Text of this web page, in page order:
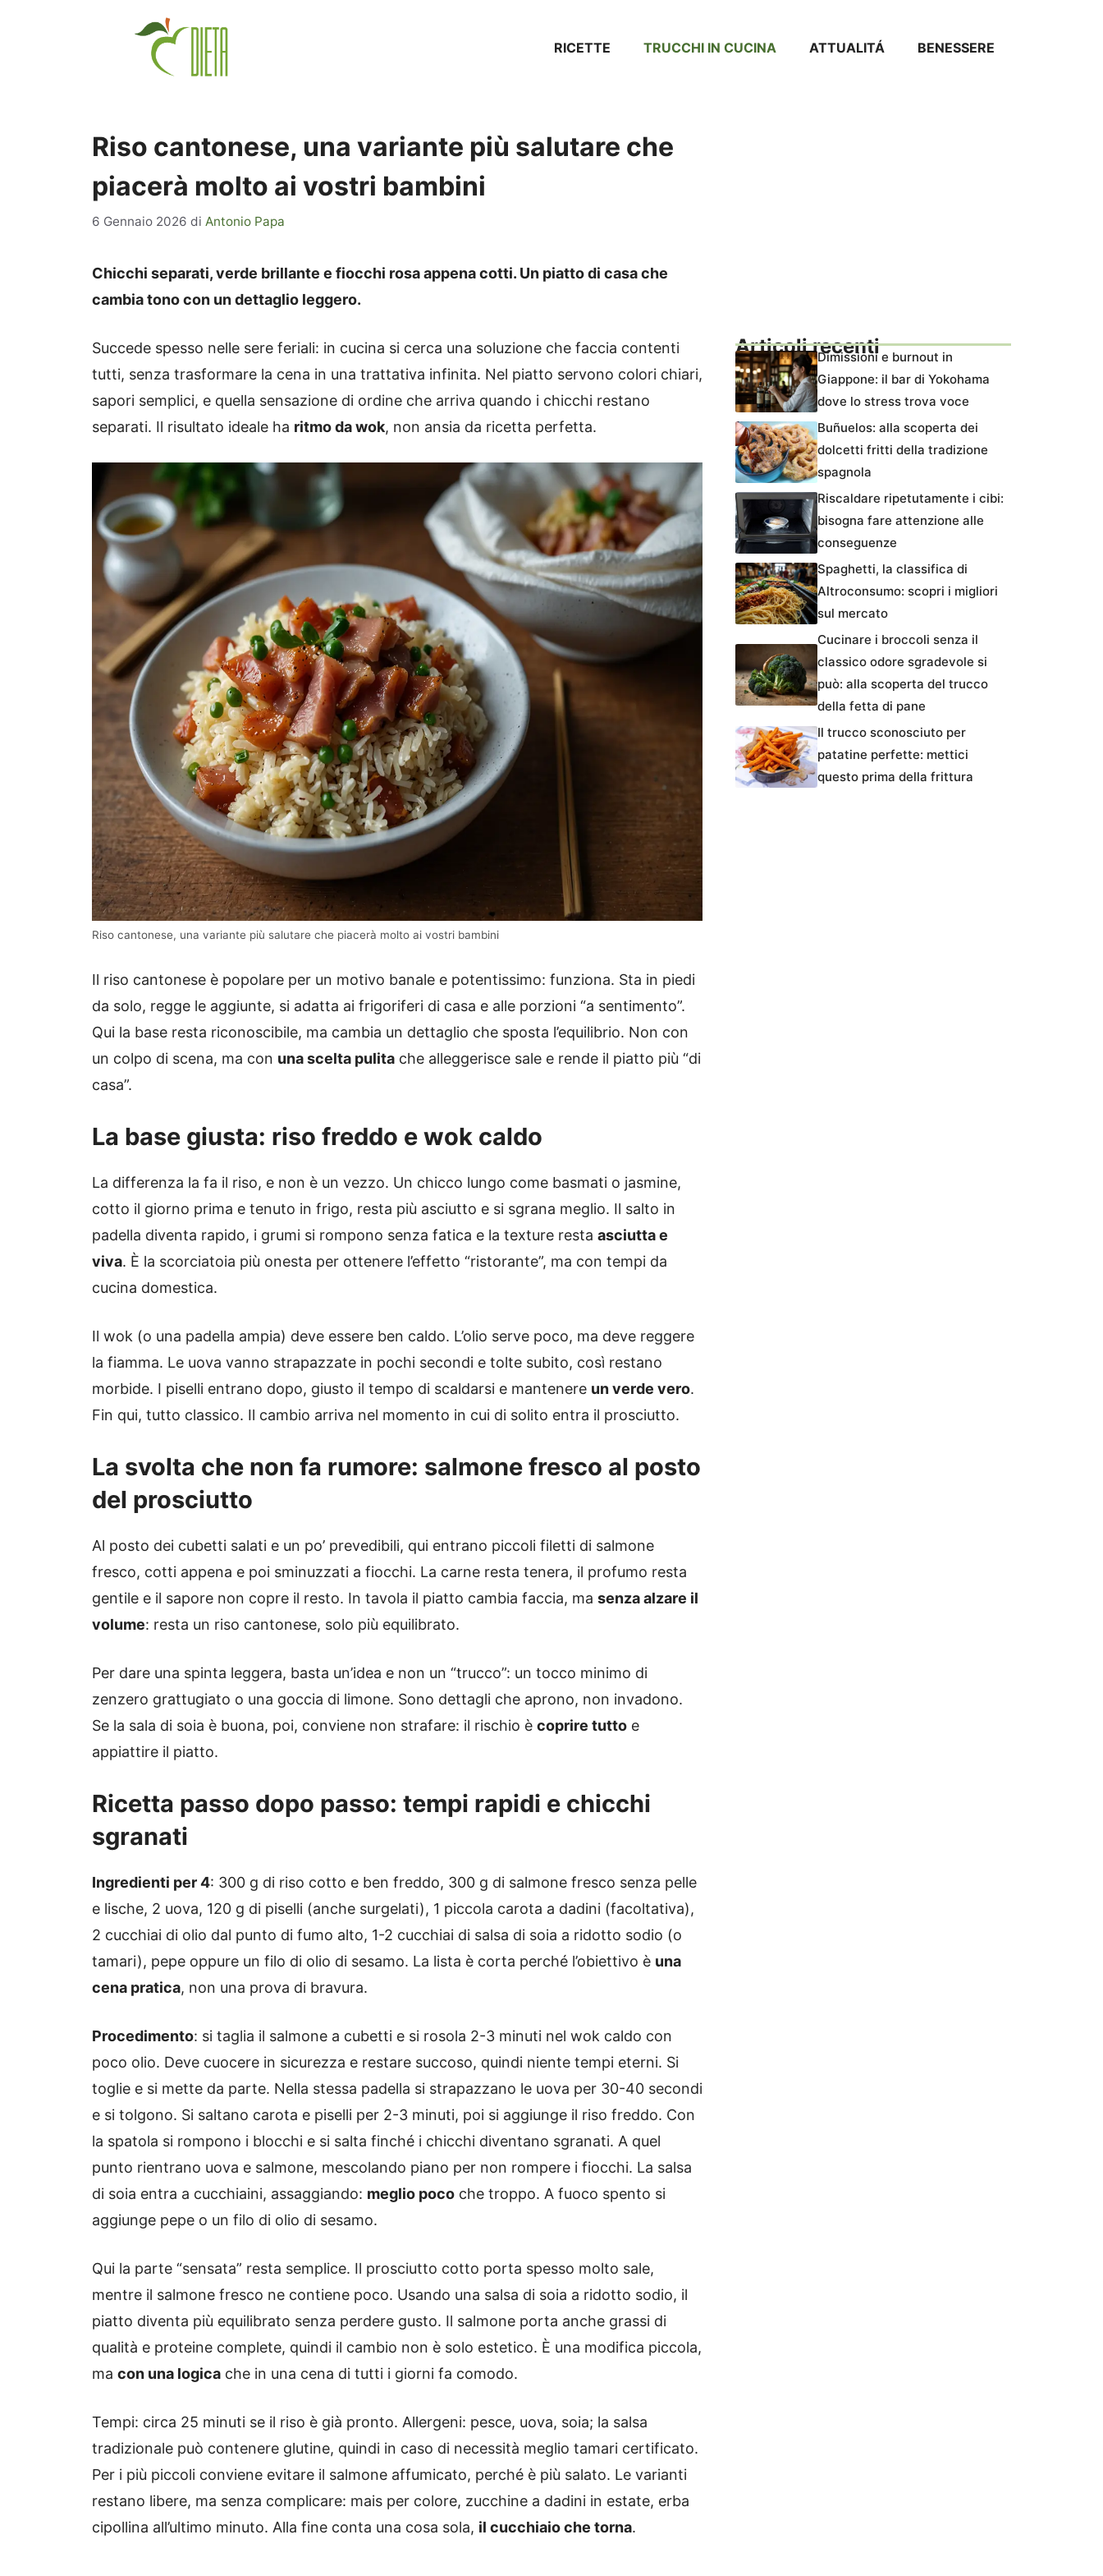
RICETTE TRUCCHI IN CUCINA ATTUALITÁ BENESSERE
Riso cantonese, una variante più salutare che
piacerà molto ai vostri bambini
6 Gennaio 2026 di Antonio Papa
Chicchi separati, verde brillante e fiocchi rosa appena cotti. Un piatto di casa che
cambia tono con un dettaglio leggero.
Succede spesso nelle sere feriali: in cucina si cerca una soluzione che faccia contenti
tutti, senza trasformare la cena in una trattativa infinita. Nel piatto servono colori chiari,
sapori semplici, e quella sensazione di ordine che arriva quando i chicchi restano
separati. Il risultato ideale ha ritmo da wok, non ansia da ricetta perfetta.
Riso cantonese, una variante più salutare che piacerà molto ai vostri bambini
Il riso cantonese è popolare per un motivo banale e potentissimo: funziona. Sta in piedi
da solo, regge le aggiunte, si adatta ai frigoriferi di casa e alle porzioni “a sentimento”.
Qui la base resta riconoscibile, ma cambia un dettaglio che sposta l’equilibrio. Non con
un colpo di scena, ma con una scelta pulita che alleggerisce sale e rende il piatto più “di
casa”.
La base giusta: riso freddo e wok caldo
La differenza la fa il riso, e non è un vezzo. Un chicco lungo come basmati o jasmine,
cotto il giorno prima e tenuto in frigo, resta più asciutto e si sgrana meglio. Il salto in
padella diventa rapido, i grumi si rompono senza fatica e la texture resta asciutta e
viva. È la scorciatoia più onesta per ottenere l’effetto “ristorante”, ma con tempi da
cucina domestica.
Il wok (o una padella ampia) deve essere ben caldo. L’olio serve poco, ma deve reggere
la fiamma. Le uova vanno strapazzate in pochi secondi e tolte subito, così restano
morbide. I piselli entrano dopo, giusto il tempo di scaldarsi e mantenere un verde vero.
Fin qui, tutto classico. Il cambio arriva nel momento in cui di solito entra il prosciutto.
La svolta che non fa rumore: salmone fresco al posto
del prosciutto
Al posto dei cubetti salati e un po’ prevedibili, qui entrano piccoli filetti di salmone
fresco, cotti appena e poi sminuzzati a fiocchi. La carne resta tenera, il profumo resta
gentile e il sapore non copre il resto. In tavola il piatto cambia faccia, ma senza alzare il
volume: resta un riso cantonese, solo più equilibrato.
Per dare una spinta leggera, basta un’idea e non un “trucco”: un tocco minimo di
zenzero grattugiato o una goccia di limone. Sono dettagli che aprono, non invadono.
Se la sala di soia è buona, poi, conviene non strafare: il rischio è coprire tutto e
appiattire il piatto.
Ricetta passo dopo passo: tempi rapidi e chicchi
sgranati
Ingredienti per 4: 300 g di riso cotto e ben freddo, 300 g di salmone fresco senza pelle
e lische, 2 uova, 120 g di piselli (anche surgelati), 1 piccola carota a dadini (facoltativa),
2 cucchiai di olio dal punto di fumo alto, 1-2 cucchiai di salsa di soia a ridotto sodio (o
tamari), pepe oppure un filo di olio di sesamo. La lista è corta perché l’obiettivo è una
cena pratica, non una prova di bravura.
Procedimento: si taglia il salmone a cubetti e si rosola 2-3 minuti nel wok caldo con
poco olio. Deve cuocere in sicurezza e restare succoso, quindi niente tempi eterni. Si
toglie e si mette da parte. Nella stessa padella si strapazzano le uova per 30-40 secondi
e si tolgono. Si saltano carota e piselli per 2-3 minuti, poi si aggiunge il riso freddo. Con
la spatola si rompono i blocchi e si salta finché i chicchi diventano sgranati. A quel
punto rientrano uova e salmone, mescolando piano per non rompere i fiocchi. La salsa
di soia entra a cucchiaini, assaggiando: meglio poco che troppo. A fuoco spento si
aggiunge pepe o un filo di olio di sesamo.
Qui la parte “sensata” resta semplice. Il prosciutto cotto porta spesso molto sale,
mentre il salmone fresco ne contiene poco. Usando una salsa di soia a ridotto sodio, il
piatto diventa più equilibrato senza perdere gusto. Il salmone porta anche grassi di
qualità e proteine complete, quindi il cambio non è solo estetico. È una modifica piccola,
ma con una logica che in una cena di tutti i giorni fa comodo.
Tempi: circa 25 minuti se il riso è già pronto. Allergeni: pesce, uova, soia; la salsa
tradizionale può contenere glutine, quindi in caso di necessità meglio tamari certificato.
Per i più piccoli conviene evitare il salmone affumicato, perché è più salato. Le varianti
restano libere, ma senza complicare: mais per colore, zucchine a dadini in estate, erba
cipollina all’ultimo minuto. Alla fine conta una cosa sola, il cucchiaio che torna.
Articoli recentiDimissioni e burnout in
Giappone: il bar di Yokohama
dove lo stress trova voce
Buñuelos: alla scoperta dei
dolcetti fritti della tradizione
spagnola
Riscaldare ripetutamente i cibi:
bisogna fare attenzione alle
conseguenze
Spaghetti, la classifica di
Altroconsumo: scopri i migliori
sul mercato
Cucinare i broccoli senza il
classico odore sgradevole si
può: alla scoperta del trucco
della fetta di pane
Il trucco sconosciuto per
patatine perfette: mettici
questo prima della frittura